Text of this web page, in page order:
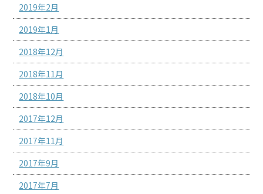
2019年2月
2019年1月
2018年12月
2018年11月
2018年10月
2017年12月
2017年11月
2017年9月
2017年7月